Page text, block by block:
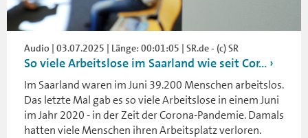
Audio | 03.07.2025 | Länge: 00:01:05 | SR.de - (c) SR
So viele Arbeitslose im Saarland wie seit Cor...
Im Saarland waren im Juni 39.200 Menschen arbeitslos.
Das letzte Mal gab es so viele Arbeitslose in einem Juni
im Jahr 2020 - in der Zeit der Corona-Pandemie. Damals
hatten viele Menschen ihren Arbeitsplatz verloren.